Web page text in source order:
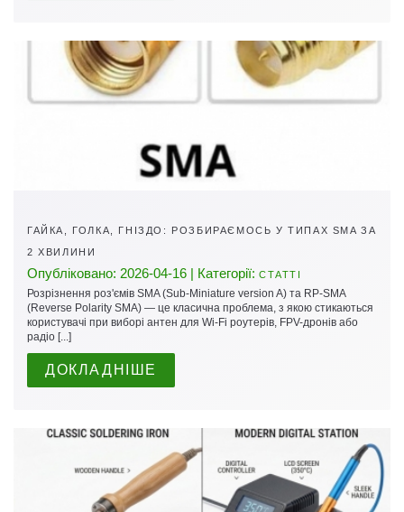
ГАЙКА, ГОЛКА, ГНІЗДО: РОЗБИРАЄМОСЬ У ТИПАХ SMA ЗА
2 ХВИЛИНИ
Опубліковано: 2026-04-16 | Категорії: СТАТТІ
Розрізнення роз'ємів SMA (Sub-Miniature version A) та RP-SMA
(Reverse Polarity SMA) — це класична проблема, з якою стикаються
користувачі при виборі антен для Wi-Fi роутерів, FPV-дронів або
радіо [...]
ДОКЛАДНІШЕ